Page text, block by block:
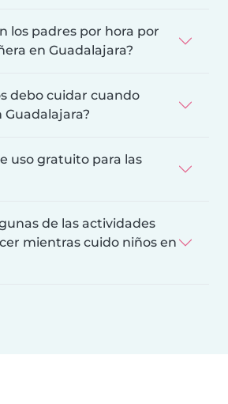
los padres por hora por
en Guadalajara?
debo cuidar cuando
uso gratuito para las
de las actividades
mientras cuido niños en